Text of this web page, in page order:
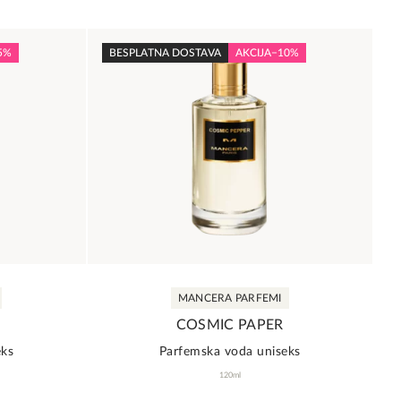
ima
više
varijanti.
Opcije
mogu
biti
na
stranici
BESPLATNA DOSTAVA AKCIJA−10%
MANCERA PARFEMI
COSMIC PAPER
Parfemska voda uniseks
120ml